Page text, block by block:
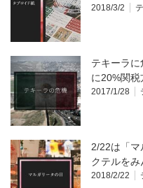
2018/3/2
テキーラ
に20%関税
2017/1/28
2/22は「マ
クテルをみ
2018/2/22